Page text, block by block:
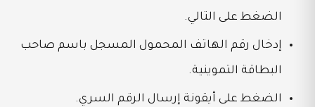
الضغط على التالي.
إدخال رقم الهاتف المحمول المسجل باسم صاحب
البطاقة التموينية.
الضغط على أيقونة إرسال الرقم السري.